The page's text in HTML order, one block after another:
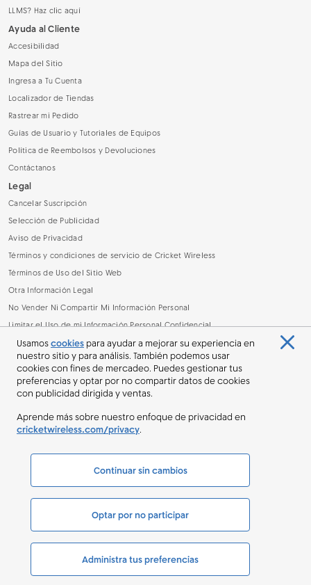
Usamoscookies para ayudar a mejorar su experiencia en
nuestro sitio y para análisis. También podemos usar
cookies con fines de mercadeo. Puedes gestionar tus
preferencias y optar por no compartir datos de cookies
con publicidad dirigida y ventas.
Aprende más sobre nuestro enfoque de privacidad en
cricketwireless.com/privacy.
Continuar sin cambios
Optar por no participar
Administra tus preferencias
Agotado
LLMS? Haz clic aquí
Ayuda al Cliente
Accesibilidad
Mapa del Sitio
Ingresa a Tu Cuenta
Localizador de Tiendas
Rastrear mi Pedido
Guías de Usuario y Tutoriales de Equipos
Política de Reembolsos y Devoluciones
Contáctanos
Legal
Cancelar Suscripción
Selección de Publicidad
Aviso de Privacidad
Términos y condiciones de servicio de Cricket Wireless
Términos de Uso del Sitio Web
Otra Información Legal
No Vender Ni Compartir Mi Información Personal
Limitar el Uso de mi Información Personal Confidencial
Archivo de Lectura de Datos sobre la Banda Ancha (.CSV)
Cricket Wireless LLC. Cricket Wireless, AT&T, el Globo y otras marcas son